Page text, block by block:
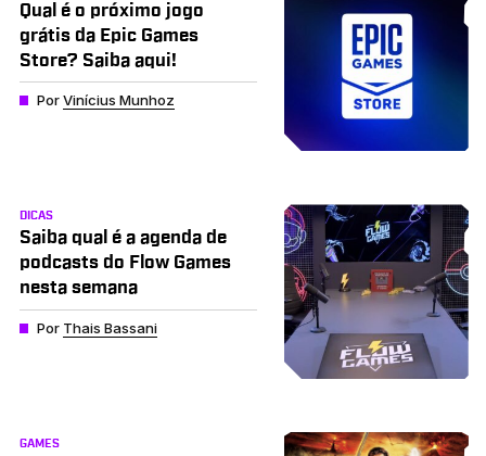
Qual é o próximo jogo
grátis da Epic Games
Store? Saiba aqui!
PorVinícius Munhoz
DICAS
Saiba qual é a agenda de
podcasts do Flow Games
nesta semana
Por Thais Bassani
GAMES